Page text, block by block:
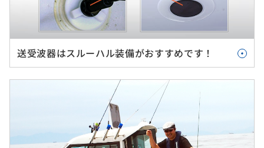
送受波器はスルーハル装備がおすすめです！